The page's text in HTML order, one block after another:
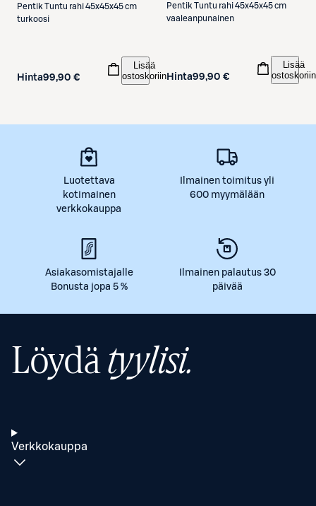
Pentik Tuntu rahi 45x45x45 cm
turkoosi
Hinta99,90 €
Lisää
ostoskoriin
Pentik Tuntu rahi 45x45x45 cm
vaaleanpunainen
Hinta99,90 €
Lisää
ostoskoriin
Luotettava
kotimainen
verkkokauppa
Ilmainen toimitus yli
600 myymälään
Asiakasomistajalle
Bonusta jopa 5 %
Ilmainen palautus 30
päivää
Löydätyylisi.
Verkkokauppa